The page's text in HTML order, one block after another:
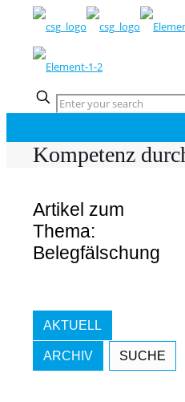
Kompetenz
Artikel zum
Thema:
Belegfälschung
AKTUELL
ARCHIV SUCHE